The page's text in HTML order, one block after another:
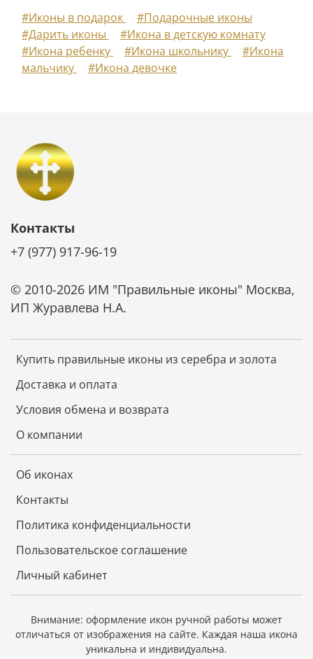
#Иконы в подарок
#Подарочные иконы
#Дарить иконы
#Икона в детскую комнату
#Икона ребенку
#Икона школьнику
#Икона
мальчику
#Икона девочке
Купить правильные иконы из серебра и золота
Доставка и оплата
Условия обмена и возврата
О компании
Об иконах
Контакты
Политика конфиденциальности
Пользовательское соглашение
Личный кабинет
Контакты
+7 (977) 917-96-19
© 2010-2026 ИМ "Правильные иконы" Москва,
ИП Журавлева Н.А.
Внимание: оформление икон ручной работы может
отличаться от изображения на сайте. Каждая наша икона
уникальна и индивидуальна.